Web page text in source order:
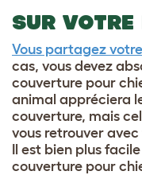
SUR VOTRE
Vous partagez
cas, vous devez
couverture pour
animal appréciera
couverture, mais
vous retrouver avec
Il est bien plus
couverture pour